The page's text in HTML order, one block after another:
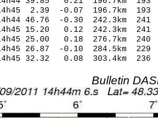
2.39 -0.07 196.7km
46.76 -0.30 242.3km 241
15.20 0.12 242.3km
25.00 0.18 276.7km
26.87 -0.10 284.5km
32.32 0.08 303.4km
Bulletin